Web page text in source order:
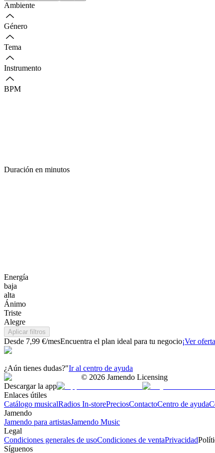
Ambiente
Género
Tema
Instrumento
BPM
Duración en minutos
Energía
baja
alta
Ánimo
Triste
Alegre
Aplicar filtros
Desde 7,99 €/mesEncuentra el plan ideal para tu negocio¡Ver
¿Aún tienes dudas?"Ir al centro de ayuda
© 2026 Jamendo Licensing
Descargar la app
Enlaces útiles
Catálogo musicalRadios In-storePreciosContactoCentro de ayuda
Jamendo
Jamendo para artistasJamendo Music
Legal
Condiciones generales de usoCondiciones de ventaPrivacidad
Síguenos